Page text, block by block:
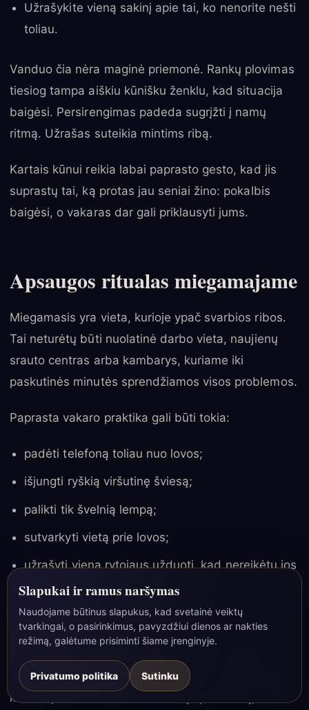
Užrašykite vieną sakinį apie tai, ko nenorite nešti
toliau.
Vanduo čia nėra maginė priemonė. Rankų plovimas
tiesiog tampa aiškiu kūnišku ženklu, kad situacija
baigėsi. Persirengimas padeda sugrįžti į namų
ritmą. Užrašas suteikia mintims ribą.
Kartais kūnui reikia labai paprasto gesto, kad jis
suprastų tai, ką protas jau seniai žino: pokalbis
baigėsi, o vakaras dar gali priklausyti jums.
Apsaugos ritualas miegamajame
Miegamasis yra vieta, kurioje ypač svarbios ribos.
Tai neturėtų būti nuolatinė darbo vieta, naujienų
srauto centras arba kambarys, kuriame iki
paskutinės minutės sprendžiamos visos problemos.
Paprasta vakaro praktika gali būti tokia:
padėti telefoną toliau nuo lovos;
išjungti ryškią viršutinę šviesą;
palikti tik švelnią lempą;
sutvarkyti vietą prie lovos;
užrašyti vieną rytojaus užduotį, kad nereikėtų jos
kartoti galvoje;
kelias minutes ramiai pakvėpuoti.
Tačiau jis padeda atskirti dieną nuo nakties. Ribos
kartais prasideda ne nuo didelių sprendimų, o nuo
Slapukai ir ramus naršymas
Naudojame būtinus slapukus, kad svetainė veiktų
tvarkingai, o pasirinkimus, pavyzdžiui dienos ar nakties
režimą, galėtume prisiminti šiame įrenginyje.
Privatumo politika Sutinku